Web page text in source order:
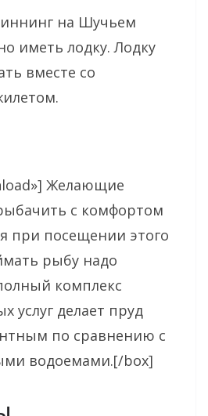
на Шучьем
иметь лодку. Лодку
вместе со
Желающие
с комфортом
при посещении этого
рыбу надо
комплекс
услуг делает пруд
по сравнению с
водоемами.[/box]